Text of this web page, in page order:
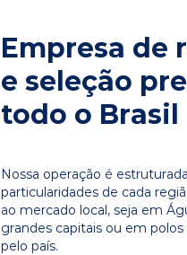
Empresa de
e seleção
todo o Brasil
Nossa operação é
particularidades de cada
ao mercado local, seja em
grandes capitais ou em
pelo país.